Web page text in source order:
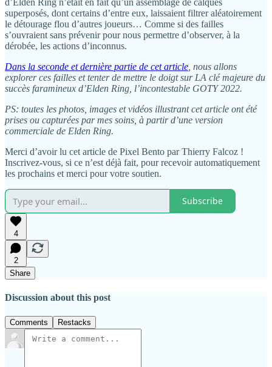
d’Elden Ring n’était en fait qu’un assemblage de calques
superposés, dont certains d’entre eux, laissaient filtrer aléatoirement
le détourage flou d’autres joueurs… Comme si des failles
s’ouvraient sans prévenir pour nous permettre d’observer, à la
dérobée, les actions d’inconnus.
Dans la seconde et dernière partie de cet article , nous allons
explorer ces failles et tenter de mettre le doigt sur LA clé majeure du
succès faramineux d’Elden Ring, l’incontestable GOTY 2022.
PS: toutes les photos, images et vidéos illustrant cet article ont été
prises ou capturées par mes soins, à partir d’une version
commerciale de Elden Ring.
Merci d’avoir lu cet article de Pixel Bento par Thierry Falcoz !
Inscrivez-vous, si ce n’est déjà fait, pour recevoir automatiquement
les prochains et merci pour votre soutien.
Subscribe
4
2
Share
Discussion about this post
Comments Restacks